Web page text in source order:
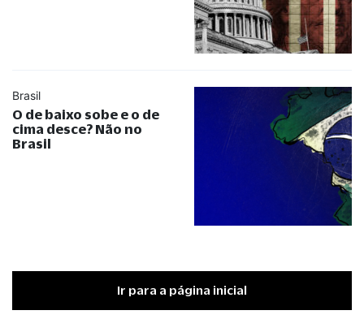
Brasil
O de baixo sobe e o de
cima desce? Não no
Brasil
Ir para a página inicial